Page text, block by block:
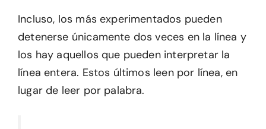
Incluso, los más experimentados pueden
detenerse únicamente dos veces en la línea y
los hay aquellos que pueden interpretar la
línea entera. Estos últimos leen por línea, en
lugar de leer por palabra.